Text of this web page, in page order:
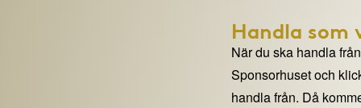
Handla som
När du ska handla
Sponsorhuset och
handla från. Då